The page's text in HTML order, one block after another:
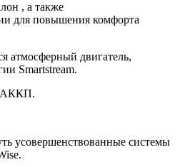
, а также
для повышения комфорта
атмосферный двигатель,
Smartstream.
АККП.
усовершенствованные системы